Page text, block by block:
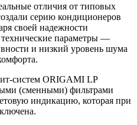
отличия от типовых
серию кондиционеров
своей надежности
параметры —
и низкий уровень шума
систем ORIGAMI LP
(сменными) фильтрами
индикацию, которая при